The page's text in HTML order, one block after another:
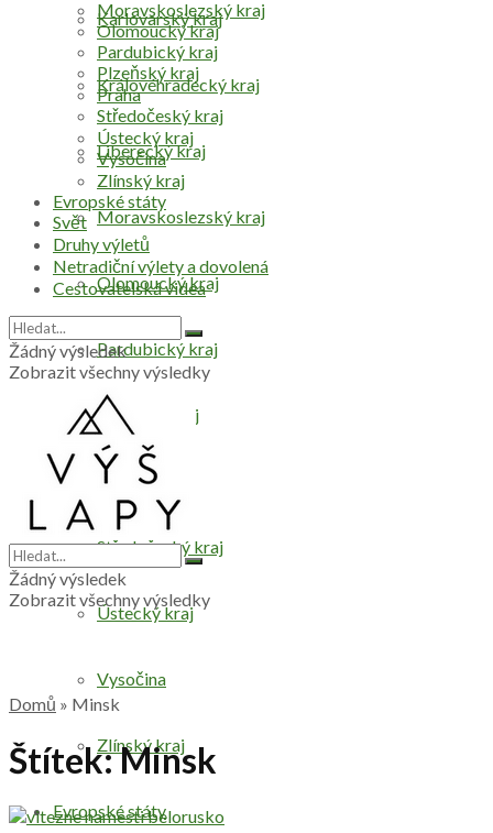
Karlovarský kraj
Královéhradecký kraj
Liberecký kraj
Moravskoslezský kraj
Olomoucký kraj
Pardubický kraj
Plzeňský kraj
Praha
Středočeský kraj
Ústecký kraj
Vysočina
Zlínský kraj
Evropské státy
Moravskoslezský kraj
Olomoucký kraj
Pardubický kraj
Plzeňský kraj
Praha
Středočeský kraj
Ústecký kraj
Vysočina
Zlínský kraj
Evropské státy
Svět
Druhy výletů
Netradiční výlety a dovolená
Cestovatelská videa
Žádný výsledek
Zobrazit všechny výsledky
Žádný výsledek
Zobrazit všechny výsledky
Domů » Minsk
Štítek:Minsk